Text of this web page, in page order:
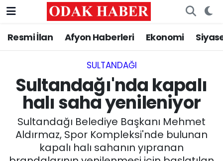
Resmi İlan Afyon Haberleri Ekonomi
SULTANDAĞI
Sultandağı'nda kapalı
halı saha yenileniyor
Sultandağı Belediye Başkanı Mehmet
Aldırmaz, Spor Kompleksi'nde bulunan
kapalı halı sahanın yıpranan
AFYONKARAHİSAR HABERLERİ
ASAYİŞ
SİYASET
Nöbetçi Eczaneler
Hava Durumu
Trafik Durumu
Süper Lig Puan Durumu ve Fikstür
Tüm Manşetler